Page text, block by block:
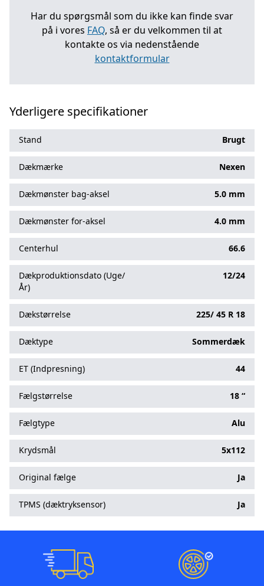
Har du spørgsmål som du ikke kan finde svar
på i vores FAQ, så er du velkommen til at
kontakte os via nedenstående
kontaktformular
Yderligere specifikationer
Stand Brugt
Dækmærke Nexen
Dækmønster bag-aksel 5.0 mm
Dækmønster for-aksel 4.0 mm
Centerhul 66.6
Dækproduktionsdato (Uge/
År)
12/24
Dækstørrelse 225/ 45 R 18
Dæktype Sommerdæk
ET (Indpresning) 44
Fælgstørrelse 18 “
Fælgtype Alu
Krydsmål 5x112
Original fælge Ja
TPMS (dæktryksensor) Ja